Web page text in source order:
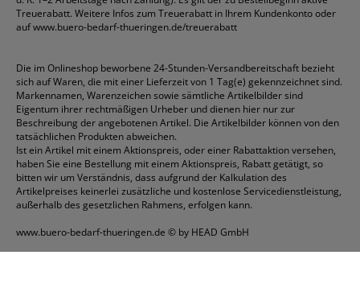
Treuerabatt. Weitere Infos zum Treuerabatt in Ihrem Kundenkonto oder
aufwww.buero-bedarf-thueringen.de/treuerabatt
Die im Onlineshop beworbene 24-Stunden-Versandbereitschaft bezieht
sich auf Waren, die mit einer Lieferzeit von 1 Tag(e) gekennzeichnet sind.
Markennamen, Warenzeichen sowie sämtliche Artikelbilder sind
Eigentum ihrer rechtmäßigen Urheber und dienen hier nur zur
Beschreibung der angebotenen Artikel. Die Artikelbilder können von den
tatsächlichen Produkten abweichen.
Ist ein Artikel mit einem Aktionspreis, oder einer Rabattaktion versehen,
haben Sie eine Bestellung mit einem Aktionspreis, Rabatt getätigt, so
bitten wir um Verständnis, dass aufgrund der Kalkulation des
Artikelpreises keinerlei zusätzliche und kostenlose Servicedienstleistung,
außerhalb des gesetzlichen Rahmens, erfolgen kann.
www.buero-bedarf-thueringen.de © by HEAD GmbH